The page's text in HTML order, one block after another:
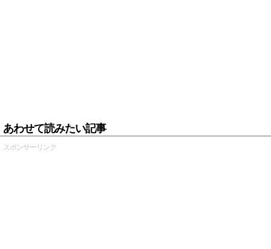
あわせて読みたい記事
スポンサーリンク